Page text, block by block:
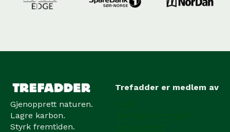
Gjenopprett naturen.
Lagre karbon.
Styrk fremtiden.
Trefadder er medlem av